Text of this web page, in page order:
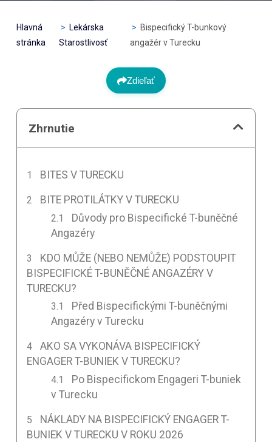
Hlavná
stránka
Lekárska
Starostlivosť
Bispecifický T-bunkový
angažér v Turecku
Zdieľať
Zhrnutie
BITES V TURECKU
BITE PROTILÁTKY V TURECKU
Důvody pro Bispecifické T-buněčné
Angazéry
KDO MŮŽE (NEBO NEMŮŽE) PODSTOUPIT
BISPECIFICKÉ T-BUNĚČNÉ ANGAZÉRY V
TURECKU?
Před Bispecifickými T-buněčnými
Angazéry v Turecku
AKO SA VYKONÁVA BISPECIFICKÝ
ENGAGER T-BUNIEK V TURECKU?
Po Bispecifickom Engageri T-buniek
v Turecku
NÁKLADY NA BISPECIFICKÝ ENGAGER T-
BUNIEK V TURECKU V ROKU 2026